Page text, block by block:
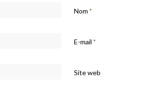
Nom *
E-mail *
Site web